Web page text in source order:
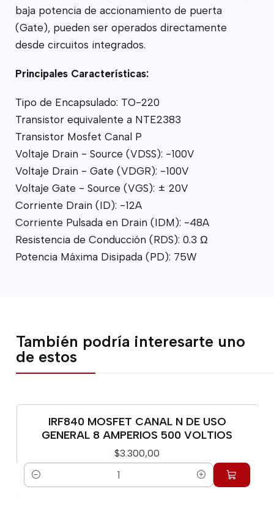
baja potencia de accionamiento de puerta
(Gate), pueden ser operados directamente
desde circuitos integrados.
Principales Características:
Tipo de Encapsulado: TO-220
Transistor equivalente a NTE2383
Transistor Mosfet Canal P
Voltaje Drain - Source (VDSS): -100V
Voltaje Drain - Gate (VDGR): -100V
Voltaje Gate - Source (VGS): ± 20V
Corriente Drain (ID): -12A
Corriente Pulsada en Drain (IDM): -48A
Resistencia de Conducción (RDS): 0.3 Ω
Potencia Máxima Disipada (PD): 75W
También podría interesarte uno
de estos
IRF840 MOSFET CANAL N DE USO
GENERAL 8 AMPERIOS 500 VOLTIOS
$3.300,00
Cantidad